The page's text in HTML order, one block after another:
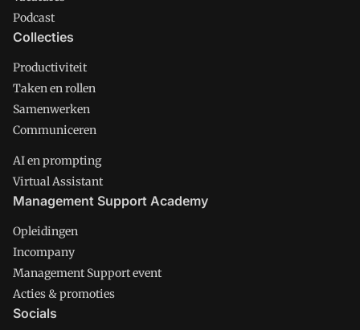
Podcast
Collecties
Productiviteit
Taken en rollen
Samenwerken
Communiceren
AI en prompting
Virtual Assistant
Management Support Academy
Opleidingen
Incompany
Management Support event
Acties & promoties
Socials